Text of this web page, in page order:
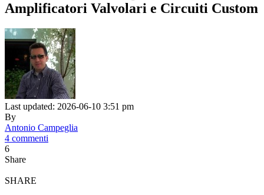
Amplificatori Valvolari e Circuiti Custom
Last updated: 2026-06-10 3:51 pm
By
Antonio Campeglia
4 commenti
6
Share
SHARE